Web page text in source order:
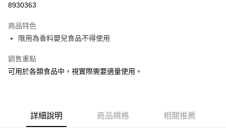
運送方式
• 付款後全家取貨
• 付款後7-11取貨
每筆NT$250
8930363
商品特色
限用為香料嬰兒食品不得使用
銷售重點
可用於各類食品中，視實際需要適量使用。
詳細說明 商品規格 相關推薦